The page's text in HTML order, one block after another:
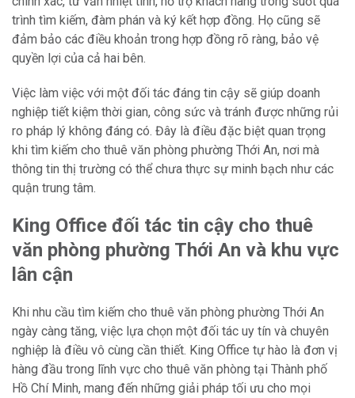
trình tìm kiếm, đàm phán và ký kết hợp đồng. Họ cũng sẽ
đảm bảo các điều khoản trong hợp đồng rõ ràng, bảo vệ
quyền lợi của cả hai bên.
Việc làm việc với một đối tác đáng tin cậy sẽ giúp doanh
nghiệp tiết kiệm thời gian, công sức và tránh được những rủi
ro pháp lý không đáng có. Đây là điều đặc biệt quan trọng
khi tìm kiếm cho thuê văn phòng phường Thới An, nơi mà
thông tin thị trường có thể chưa thực sự minh bạch như các
quận trung tâm.
King Office đối tác tin cậy cho thuê
văn phòng phường Thới An và khu vực
lân cận
Khi nhu cầu tìm kiếm cho thuê văn phòng phường Thới An
ngày càng tăng, việc lựa chọn một đối tác uy tín và chuyên
nghiệp là điều vô cùng cần thiết. King Office tự hào là đơn vị
hàng đầu trong lĩnh vực cho thuê văn phòng tại Thành phố
Hồ Chí Minh, mang đến những giải pháp tối ưu cho mọi